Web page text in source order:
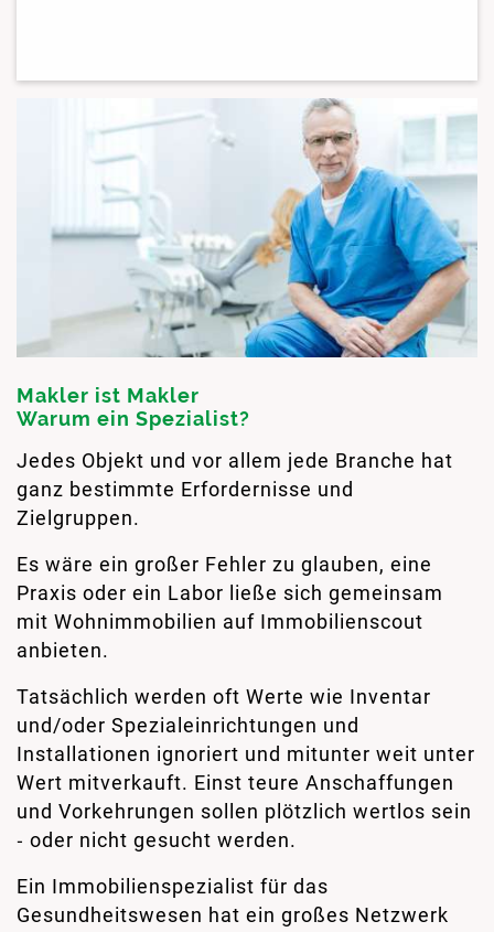
Makler ist Makler
Warum ein Spezialist?
Jedes Objekt und vor allem jede Branche hat
ganz bestimmte Erfordernisse und
Zielgruppen.
Es wäre ein großer Fehler zu glauben, eine
Praxis oder ein Labor ließe sich gemeinsam
mit Wohnimmobilien auf Immobilienscout
anbieten.
Tatsächlich werden oft Werte wie Inventar
und/oder Spezialeinrichtungen und
Installationen ignoriert und mitunter weit unter
Wert mitverkauft. Einst teure Anschaffungen
und Vorkehrungen sollen plötzlich wertlos sein
‑ oder nicht gesucht werden.
Ein Immobilienspezialist für das
Gesundheitswesen hat ein großes Netzwerk